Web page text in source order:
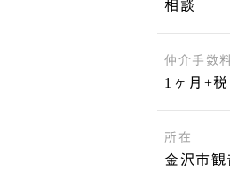
相談
仲介手数
1ヶ月+税
所在
金沢市観